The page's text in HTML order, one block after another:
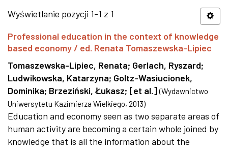
Wyświetlanie pozycji 1-1 z 1
Professional education in the context of knowledge
based economy / ed. Renata Tomaszewska-Lipiec
Tomaszewska-Lipiec, Renata; Gerlach, Ryszard;
Ludwikowska, Katarzyna; Goltz-Wasiucionek,
Dominika; Brzeziński, Łukasz; [et al.] (Wydawnictwo
Uniwersytetu Kazimierza Wielkiego, 2013)
Education and economy seen as two separate areas of
human activity are becoming a certain whole joined by
knowledge that is all the information about the